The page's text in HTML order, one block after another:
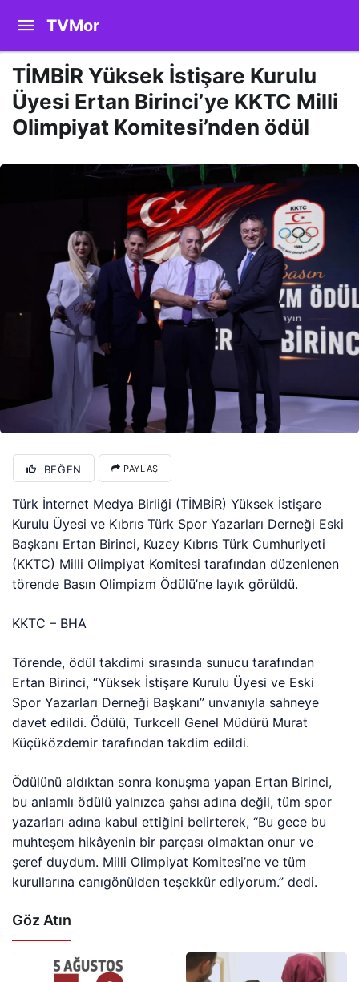
TVMor
TİMBİR Yüksek İstişare Kurulu
Üyesi Ertan Birinci’ye KKTC Milli
Olimpiyat Komitesi’nden ödül
BEĞEN PAYLAŞ
Türk İnternet Medya Birliği (TİMBİR) Yüksek İstişare
Kurulu Üyesi ve Kıbrıs Türk Spor Yazarları Derneği Eski
Başkanı Ertan Birinci, Kuzey Kıbrıs Türk Cumhuriyeti
(KKTC) Milli Olimpiyat Komitesi tarafından düzenlenen
törende Basın Olimpizm Ödülü’ne layık görüldü.
KKTC – BHA
Törende, ödül takdimi sırasında sunucu tarafından
Ertan Birinci, “Yüksek İstişare Kurulu Üyesi ve Eski
Spor Yazarları Derneği Başkanı” unvanıyla sahneye
davet edildi. Ödülü, Turkcell Genel Müdürü Murat
Küçüközdemir tarafından takdim edildi.
Ödülünü aldıktan sonra konuşma yapan Ertan Birinci,
bu anlamlı ödülü yalnızca şahsı adına değil, tüm spor
yazarları adına kabul ettiğini belirterek, “Bu gece bu
muhteşem hikâyenin bir parçası olmaktan onur ve
şeref duydum. Milli Olimpiyat Komitesi’ne ve tüm
kurullarına canıgönülden teşekkür ediyorum.” dedi.
Göz Atın